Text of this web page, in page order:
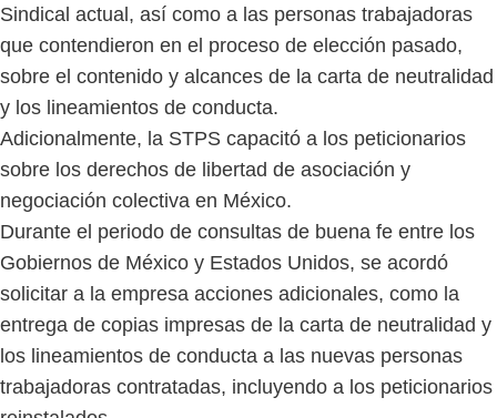
Sindical actual, así como a las personas trabajadoras
que contendieron en el proceso de elección pasado,
sobre el contenido y alcances de la carta de neutralidad
y los lineamientos de conducta.
Adicionalmente, la STPS capacitó a los peticionarios
sobre los derechos de libertad de asociación y
negociación colectiva en México.
Durante el periodo de consultas de buena fe entre los
Gobiernos de México y Estados Unidos, se acordó
solicitar a la empresa acciones adicionales, como la
entrega de copias impresas de la carta de neutralidad y
los lineamientos de conducta a las nuevas personas
trabajadoras contratadas, incluyendo a los peticionarios